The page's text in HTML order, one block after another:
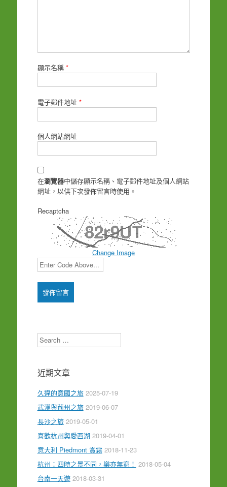
顯示名稱 *
電子郵件地址 *
個人網站網址
在瀏覽器中儲存顯示名稱、電子郵件地址及個人網站
網址，以供下次發佈留言時使用。
Recaptcha
Change Image
Search
近期文章
久違的意國之旅 2025-07-19
武漢與荊州之旅 2019-06-07
長沙之旅 2019-05-01
喜歡杭州與愛西湖 2019-04-01
意大利 Piedmont 賞霧 2018-11-23
杭州：四時之景不同，樂亦無窮！ 2018-05-04
台南一天遊 2018-03-31